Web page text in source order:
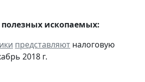
ископаемых:
представляют налоговую
2018 г.